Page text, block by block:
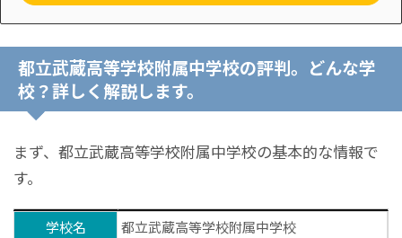
都立武蔵高等学校附属中学校の評判。どんな学
校？詳しく解説します。
まず、都立武蔵高等学校附属中学校の基本的な情報で
す。
学校名 都立武蔵高等学校附属中学校